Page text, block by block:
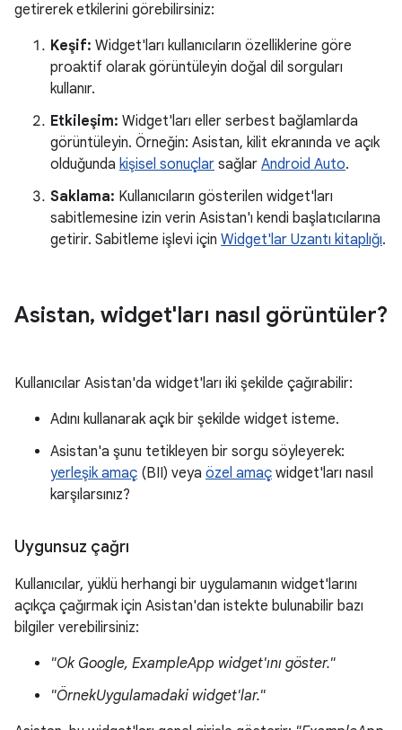
getirerek etkilerini görebilirsiniz:
Keşif: Widget'ları kullanıcıların özelliklerine göre
proaktif olarak görüntüleyin doğal dil sorguları
kullanır.
Etkileşim: Widget'ları eller serbest bağlamlarda
görüntüleyin. Örneğin: Asistan, kilit ekranında ve açık
olduğunda kişisel sonuçlar sağlar Android Auto.
Saklama: Kullanıcıların gösterilen widget'ları
sabitlemesine izin verin Asistan'ı kendi başlatıcılarına
getirir. Sabitleme işlevi için Widget'lar Uzantı kitaplığı.
Asistan, widget'ları nasıl görüntüler?
Kullanıcılar Asistan'da widget'ları iki şekilde çağırabilir:
Adını kullanarak açık bir şekilde widget isteme.
Asistan'a şunu tetikleyen bir sorgu söyleyerek:
yerleşik amaç (BII) veya özel amaç widget'ları nasıl
karşılarsınız?
Uygunsuz çağrı
Kullanıcılar, yüklü herhangi bir uygulamanın widget'larını
açıkça çağırmak için Asistan'dan istekte bulunabilir bazı
bilgiler verebilirsiniz:
"Ok Google, ExampleApp widget'ını göster."
"ÖrnekUygulamadaki widget'lar."